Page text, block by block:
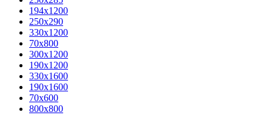
194x1200
250x290
330x1200
70x800
300x1200
190x1200
330x1600
190x1600
70x600
800x800